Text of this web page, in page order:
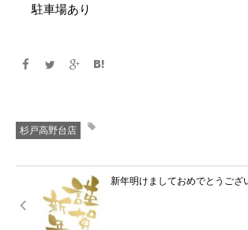
駐車場あり
杉戸高野台店
新年明けましておめでとうござ